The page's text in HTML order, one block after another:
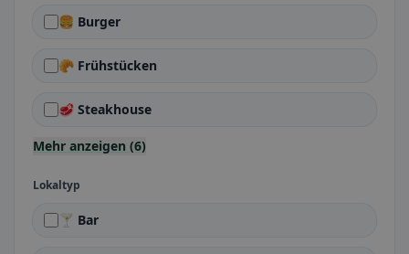
🍔 Burger
🥐 Frühstücken
🥩 Steakhouse
Mehr anzeigen (6)
Lokaltyp
🍸 Bar